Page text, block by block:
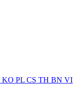
KO PL CS TH BN VI